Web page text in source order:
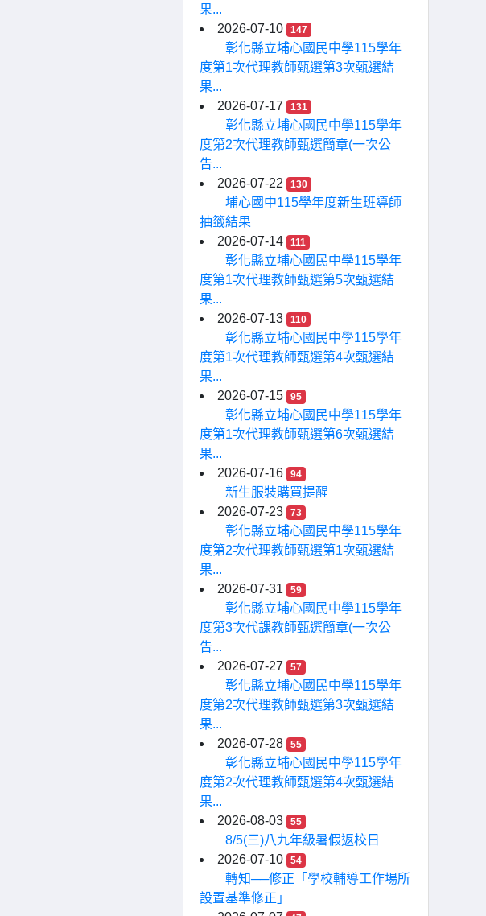
果...
2026-07-10
147
彰化縣立埔心國民中學115學年
度第1次代理教師甄選第3次甄選結
果...
2026-07-17
131
彰化縣立埔心國民中學115學年
度第2次代理教師甄選簡章(一次公
告...
2026-07-22
130
埔心國中115學年度新生班導師
抽籤結果
2026-07-14
111
彰化縣立埔心國民中學115學年
度第1次代理教師甄選第5次甄選結
果...
2026-07-13
110
彰化縣立埔心國民中學115學年
度第1次代理教師甄選第4次甄選結
果...
2026-07-15
95
彰化縣立埔心國民中學115學年
度第1次代理教師甄選第6次甄選結
果...
2026-07-16
94
新生服裝購買提醒
2026-07-23
73
彰化縣立埔心國民中學115學年
度第2次代理教師甄選第1次甄選結
果...
2026-07-31
59
彰化縣立埔心國民中學115學年
度第3次代課教師甄選簡章(一次公
告...
2026-07-27
57
彰化縣立埔心國民中學115學年
度第2次代理教師甄選第3次甄選結
果...
2026-07-28
55
彰化縣立埔心國民中學115學年
度第2次代理教師甄選第4次甄選結
果...
2026-08-03
55
8/5(三)八九年級暑假返校日
2026-07-10
54
轉知──修正「學校輔導工作場所
設置基準修正」